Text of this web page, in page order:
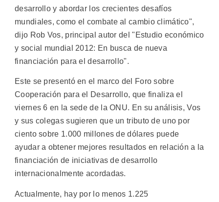
desarrollo y abordar los crecientes desafíos
mundiales, como el combate al cambio climático",
dijo Rob Vos, principal autor del "Estudio económico
y social mundial 2012: En busca de nueva
financiación para el desarrollo".
Este se presentó en el marco del Foro sobre
Cooperación para el Desarrollo, que finaliza el
viernes 6 en la sede de la ONU. En su análisis, Vos
y sus colegas sugieren que un tributo de uno por
ciento sobre 1.000 millones de dólares puede
ayudar a obtener mejores resultados en relación a la
financiación de iniciativas de desarrollo
internacionalmente acordadas.
Actualmente, hay por lo menos 1.225